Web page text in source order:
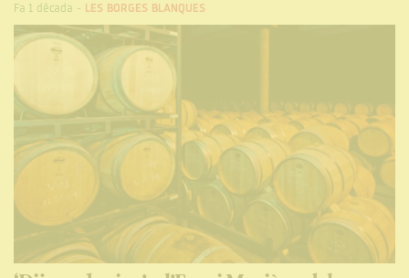
Fa 1 dècada - LES BORGES BLANQUES